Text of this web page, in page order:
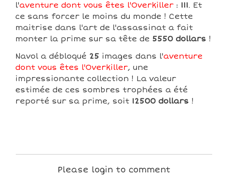
l'aventure dont vous êtes l'Overkiller : 111. Et
ce sans forcer le moins du monde ! Cette
maitrise dans l'art de l'assassinat a fait
monter la prime sur sa tête de 5550 dollars !
Navol a débloqué 25 images dans l'aventure
dont vous êtes l'Overkiller, une
impressionante collection ! La valeur
estimée de ces sombres trophées a été
reporté sur sa prime, soit 12500 dollars !
Please login to comment